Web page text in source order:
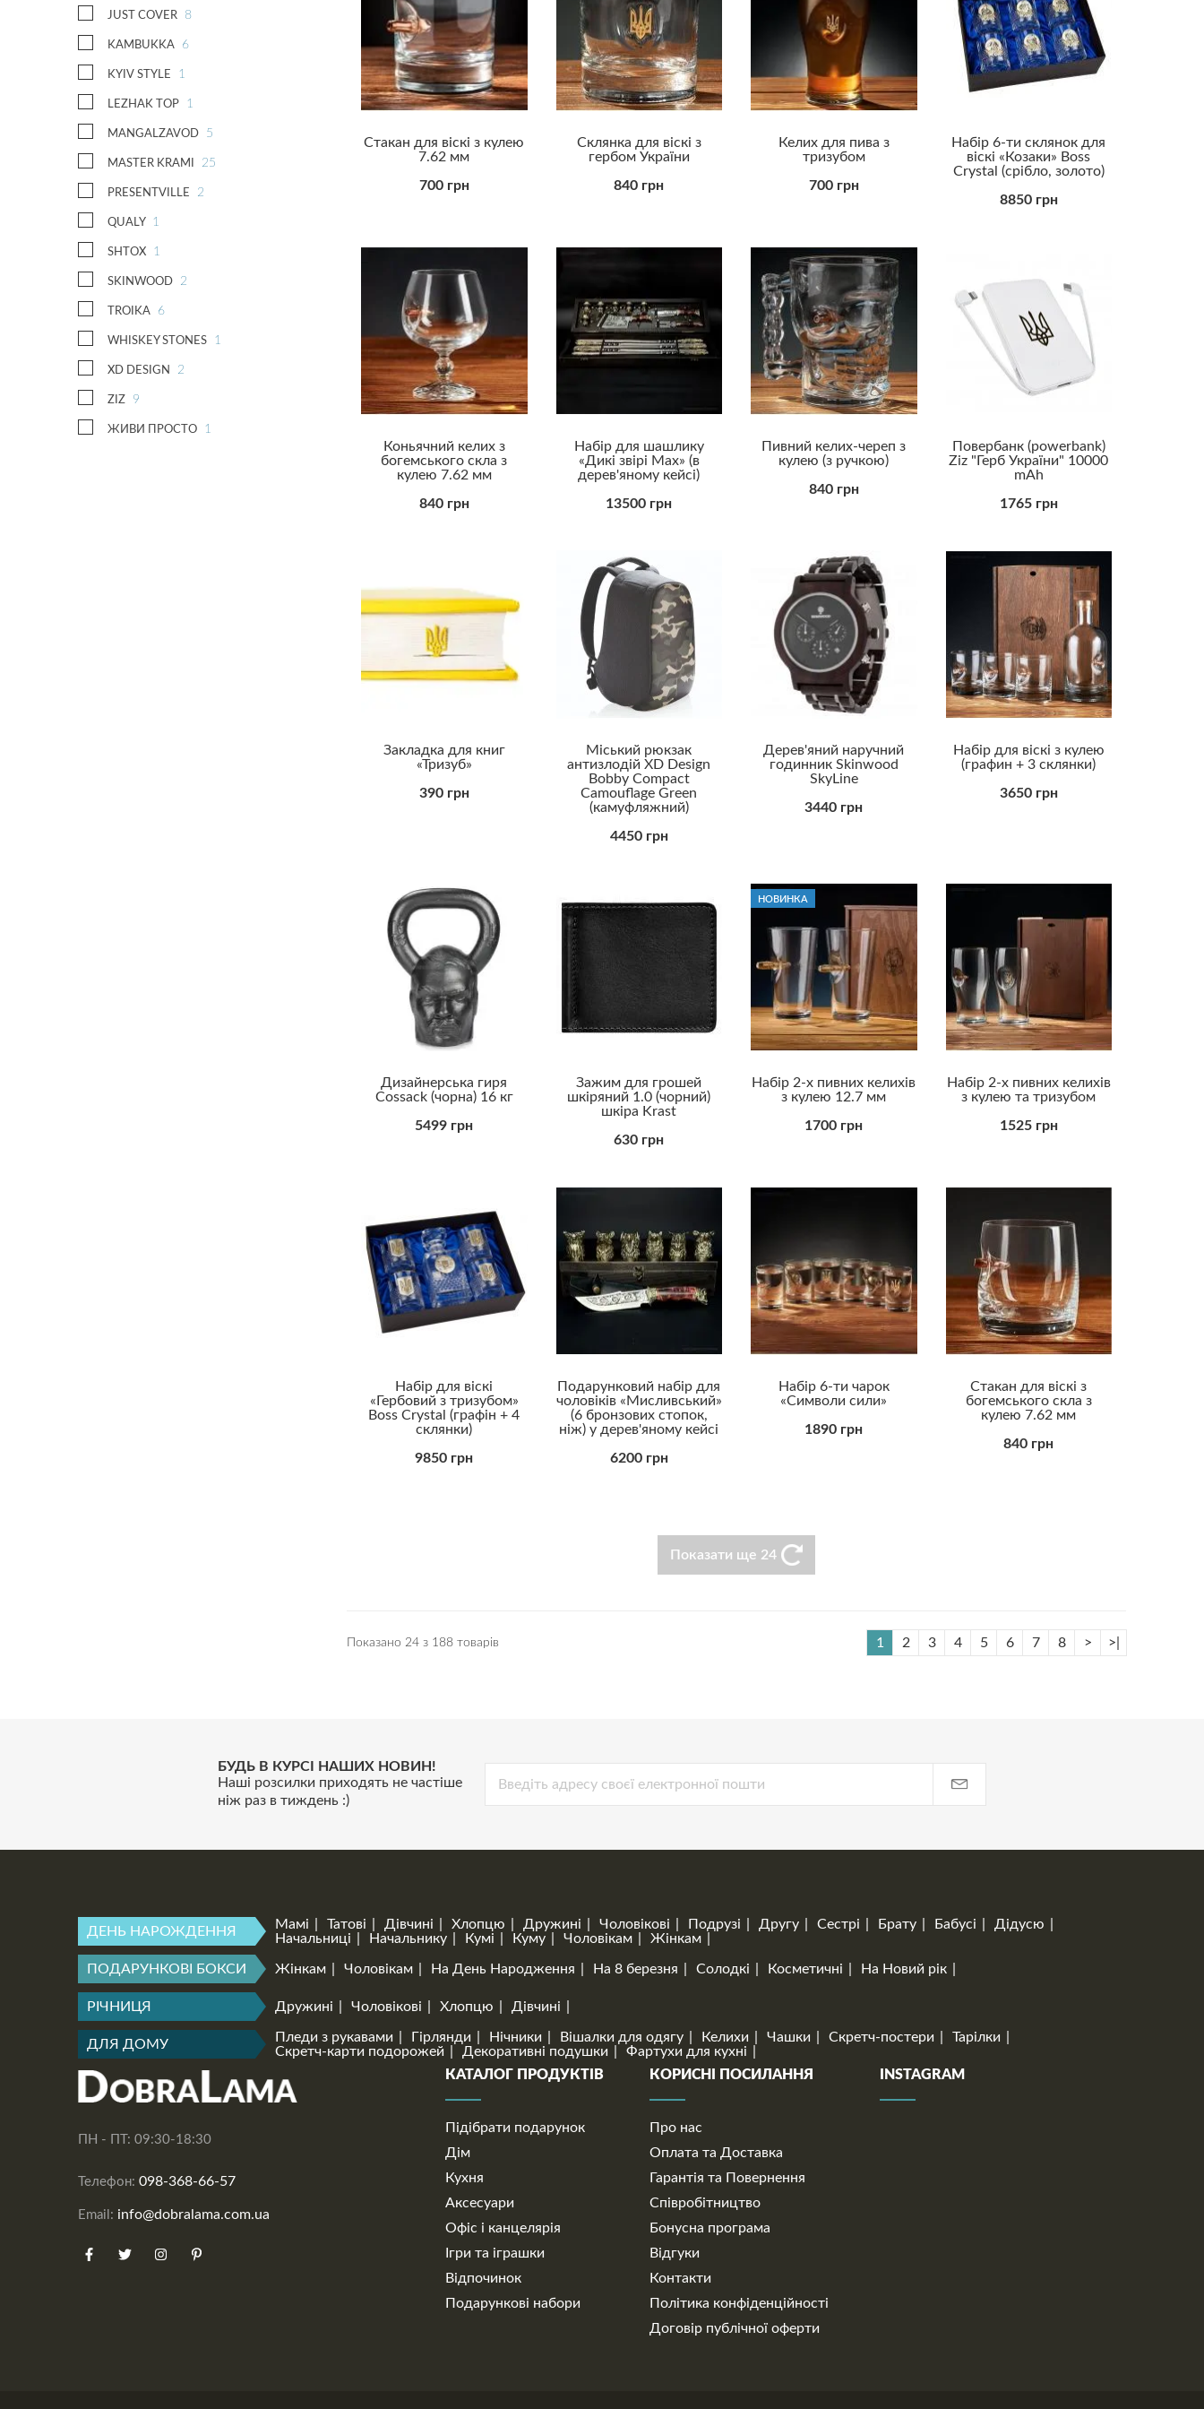
Юристу
Романтичні
Універсальні
JUST COVER 8
KAMBUKKA 6
KYIV STYLE 1
LEZHAK TOP 1
MANGALZAVOD 5
MASTER KRAMI 25
PRESENTVILLE 2
QUALY 1
SHTOX 1
SKINWOOD 2
TROIKA 6
WHISKEY STONES 1
XD DESIGN 2
ZIZ 9
ЖИВИ ПРОСТО 1
Стакан для віскі з кулею
7.62 мм
700 грн
Склянка для віскі з
гербом України
840 грн
Келих для пива з
тризубом
700 грн
Набір 6-ти склянок для
віскі «Козаки» Boss
Crystal (срібло, золото)
8850 грн
Коньячний келих з
богемського скла з
кулею 7.62 мм
840 грн
Набір для шашлику
«Дикі звірі Max» (в
дерев'яному кейсі)
13500 грн
Пивний келих-череп з
кулею (з ручкою)
840 грн
Повербанк (powerbank)
Ziz "Герб України" 10000
mAh
1765 грн
Закладка для книг
«Тризуб»
390 грн
Міський рюкзак
антизлодій XD Design
Bobby Compact
Camouflage Green
(камуфляжний)
4450 грн
Дерев'яний наручний
годинник Skinwood
SkyLine
3440 грн
Набір для віскі з кулею
(графин + 3 склянки)
3650 грн
Дизайнерська гиря
Cossack (чорна) 16 кг
5499 грн
Зажим для грошей
шкіряний 1.0 (чорний)
шкіра Krast
630 грн
НОВИНКА
Набір 2-х пивних келихів
з кулею 12.7 мм
1700 грн
Набір 2-х пивних келихів
з кулею та тризубом
1525 грн
Набір для віскі
«Гербовий з тризубом»
Boss Crystal (графін + 4
склянки)
9850 грн
Подарунковий набір для
чоловіків «Мисливський»
(6 бронзових стопок,
ніж) у дерев'яному кейсі
6200 грн
Набір 6-ти чарок
«Символи сили»
1890 грн
Стакан для віскі з
богемського скла з
кулею 7.62 мм
840 грн
Показати ще 24
Показано 24 з 188 товарів 1 2 3 4 5 6 7 8 > >|
БУДЬ В КУРСІ НАШИХ НОВИН!
Наші розсилки приходять не частіше
ніж раз в тиждень :)
ДЕНЬ НАРОЖДЕННЯ Мамі Татові Дівчині Хлопцю Дружині Чоловікові Подрузі Другу Сестрі Брату Бабусі
Дідусю
Начальниці
Начальнику Кумі Куму Чоловікам Жінкам
ПОДАРУНКОВІ БОКСИ Жінкам Чоловікам На День Народження На 8 березня Солодкі Косметичні На Новий рік
РІЧНИЦЯ Дружині Чоловікові Хлопцю Дівчині
ДЛЯ ДОМУ Пледи з рукавами Гірлянди Нічники Вішалки для одягу Келихи Чашки Скретч-постери
Тарілки
Скретч-карти подорожей
Декоративні подушки Фартухи для кухні
ПН - ПТ: 09:30-18:30
Телефон: 098-368-66-57
Email: info@dobralama.com.ua
КАТАЛОГ ПРОДУКТІВ
Підібрати подарунок
Дім
Кухня
Аксесуари
Офіс і канцелярія
Ігри та іграшки
Відпочинок
Подарункові набори
КОРИСНІ ПОСИЛАННЯ
Про нас
Оплата та Доставка
Гарантія та Повернення
Співробітництво
Бонусна програма
Відгуки
Контакти
Політика конфіденційності
Договір публічної оферти
INSTAGRAM